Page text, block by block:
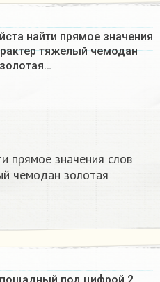
найти прямое значения
тяжелый чемодан
прямое значения слов
чемодан золотая